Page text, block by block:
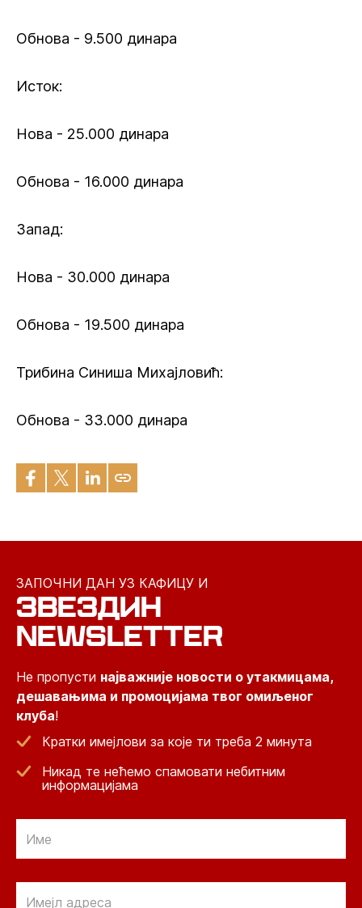
Обнова - 9.500 динара
Исток:
Нова - 25.000 динара
Обнова - 16.000 динара
Запад:
Нова - 30.000 динара
Обнова - 19.500 динара
Трибина Синиша Михајловић:
Обнова - 33.000 динара
ЗАПОЧНИ ДАН УЗ КАФИЦУ И
ЗВЕЗДИН
NEWSLETTER
Не пропусти најважније новости о утакмицама,
дешавањима и промоцијама твог омиљеног
клуба!
Кратки имејлови за које ти треба 2 минута
Никад те нећемо спамовати небитним
информацијама